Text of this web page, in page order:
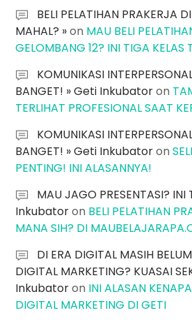
BELI PELATIHAN PRAKERJA
MAHAL? »on MAU BELI
GELOMBANG 12? INI TIGA KELAS
KOMUNIKASI
BANGET! » Geti Inkubatoron
TERLIHAT PROFESIONAL SAAT
KOMUNIKASI
BANGET! » Geti Inkubatoron
PENTING! INI ALASANNYA!
MAU JAGO PRESENTASI? INI
Inkubatoron BELI PELATIHAN
MANA SIH? DI
DI ERA DIGITAL MASIH
DIGITAL MARKETING? KUASAI
Inkubatoron INI ALASAN
DIGITAL MARKETING DI GETI